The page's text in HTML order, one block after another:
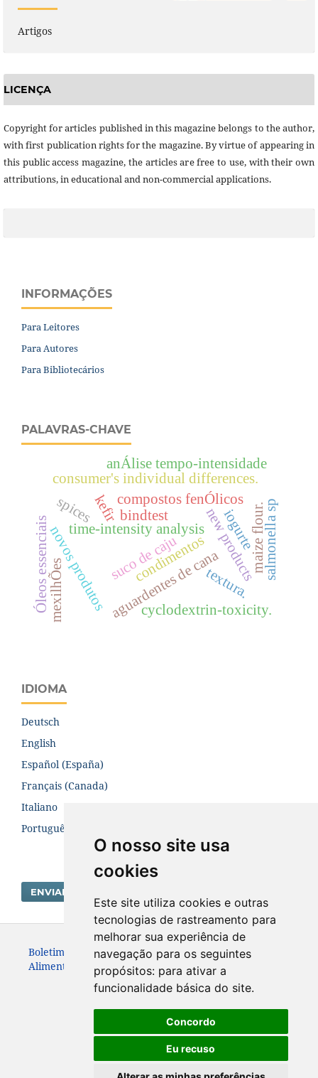
O nosso site usa
cookies
Este site utiliza cookies e outras
tecnologias de rastreamento para
melhorar sua experiência de
navegação para os seguintes
propósitos: para ativar a
funcionalidade básica do site.
Concordo
Eu recuso
Artigos
LICENÇA
Copyright for articles published in this magazine belongs to the author,
with first publication rights for the magazine. By virtue of appearing in
this public access magazine, the articles are free to use, with their own
attributions, in educational and non-commercial applications.
INFORMAÇÕES
Para Leitores
Para Autores
Para Bibliotecários
PALAVRAS-CHAVE
kefir
suco de caju new products
consumer's individual differences.
aguardentes de cana
anÁlise tempo-intensidade
time-intensity analysis
compostos fenÓlicos
novos produtos maize flour.
cyclodextrin-toxicity.
Óleos essenciais condimentos
spices salmonella sp
bindtest
mexilhÕes textura.
iogurte
IDIOMA
Deutsch
English
Español (España)
Français (Canada)
Italiano
Português (Brasil)
ENVIAR SUBMISSÃO
Boletim Centro de Pesquisa de Processamento de
Alimentos. ISSN:19839774